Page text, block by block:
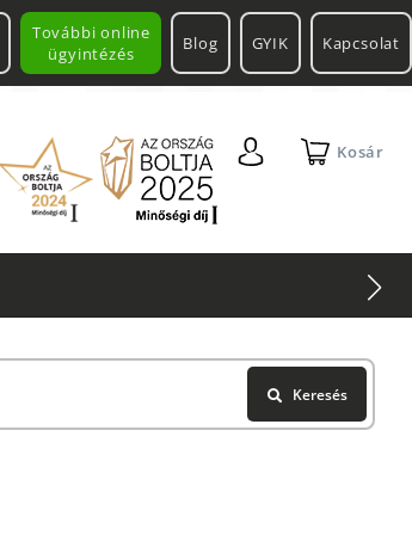
További online
ügyintézés
Blog GYIK Kapcsolat
Kosár
Keresés